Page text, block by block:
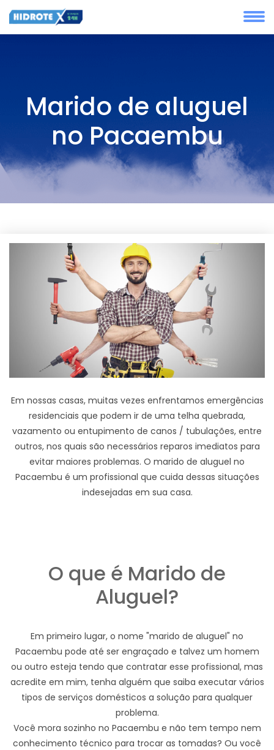
Marido de aluguel
no Pacaembu
Em nossas casas, muitas vezes enfrentamos emergências
residenciais que podem ir de uma telha quebrada,
vazamento ou entupimento de canos / tubulações, entre
outros, nos quais são necessários reparos imediatos para
evitar maiores problemas. O marido de aluguel no
Pacaembu é um profissional que cuida dessas situações
indesejadas em sua casa.
O que é Marido de
Aluguel?
Em primeiro lugar, o nome "marido de aluguel" no
Pacaembu pode até ser engraçado e talvez um homem
ou outro esteja tendo que contratar esse profissional, mas
acredite em mim, tenha alguém que saiba executar vários
tipos de serviços domésticos a solução para qualquer
problema.
Você mora sozinho no Pacaembu e não tem tempo nem
conhecimento técnico para trocar as tomadas? Ou você